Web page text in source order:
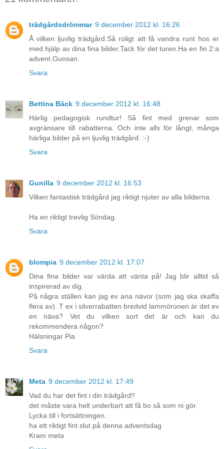
trädgårdsdrömmar 9 december 2012 kl. 16:26
Å vilken ljuvlig trädgård.Så roligt att få vandra runt hos er
med hjälp av dina fina bilder.Tack för det turen.Ha en fin 2:a
advent.Gunsan.
Svara
Bettina Bäck 9 december 2012 kl. 16:48
Härlig pedagogisk rundtur! Så fint med grenar som
avgränsare till rabatterna. Och inte alls för långt, många
härliga bilder på en ljuvlig trädgård. :-)
Svara
Gunilla 9 december 2012 kl. 16:53
Vilken fantastisk trädgård jag riktigt njuter av alla bilderna.
Ha en riktigt trevlig Söndag.
Svara
blompia 9 december 2012 kl. 17:07
Dina fina bilder var värda att vänta på! Jag blir alltid så
inspirerad av dig.
På några ställen kan jag ev ana nävor (som jag ska skaffa
flera av). T ex i silverrabatten bredvid lammöronen är det ev
en näva? Vet du vilken sort det är och kan du
rekommendera någon?
Hälsningar Pia
Svara
Meta 9 december 2012 kl. 17:49
Vad du har det fint i din trädgård!!
det måste vara helt underbart att få bo så som ni gör.
Lycka till i fortsättningen.
ha ett riktigt fint slut på denna adventsdag
Kram meta